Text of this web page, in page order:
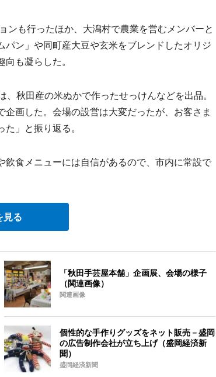
も行ったほか、大潟村で農業を営むメンバーと
ン」や同町産大豆や玄米をブレンドしたオリジ
も凝らした。
秋田産の米ぬかで作ったせっけんなどを出品。
企画した。会場の設営は大変だったが、お客さま
」と振り返る。
食メニューには自信があるので、市内に常設で
見る
「秋田手芸屋本舗」企画展、会場の様子
（関連画像）
関連画像
個性的な手作りグッズをネット販売－盛岡
の広告制作会社が立ち上げ（盛岡経済新
聞）
盛岡経済新聞